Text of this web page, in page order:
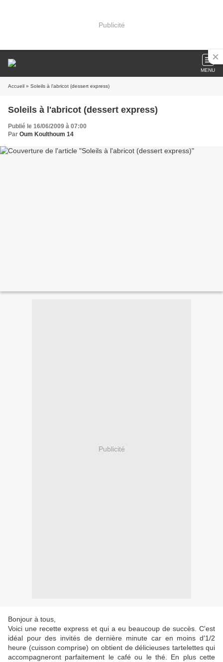
Publicité
MENU
Accueil » Soleils à l'abricot (dessert express)
Soleils à l'abricot (dessert express)
Publié le 16/06/2009 à 07:00
Par Oum Koulthoum 14
Publicité
Bonjour à tous,
Voici une recette express et qui a eu beaucoup de succès. C'est
idéal pour des invités de dernière minute car en moins d'1/2
heure (cuisson comprise) on obtient de délicieuses tartelettes qui
accompagneront parfaitement le café ou le thé. En plus cette